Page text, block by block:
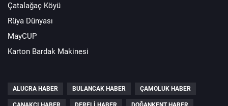
Çatalağaç Köyü
Rüya Dünyası
MayCUP
Karton Bardak Makinesi
ALUCRA HABER BULANCAK HABER ÇAMOLUK HABER